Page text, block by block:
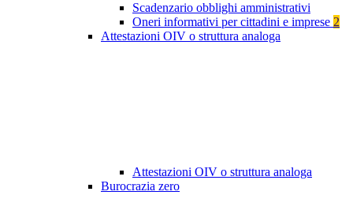
Scadenzario obblighi amministrativi
Oneri informativi per cittadini e imprese 2
Attestazioni OIV o struttura analoga
Attestazioni OIV o struttura analoga
Burocrazia zero